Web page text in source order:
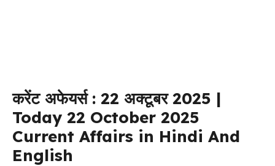
करेंट अफेयर्स : 22 अक्टूबर 2025 |
Today 22 October 2025
Current Affairs in Hindi And
English